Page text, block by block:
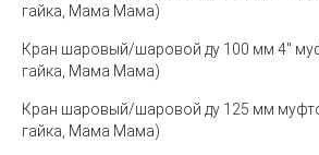
гайка, Мама Мама)
Кран шаровый/шаровой ду 100 мм 4"
гайка, Мама Мама)
Кран шаровый/шаровой ду 125 мм
гайка, Мама Мама)